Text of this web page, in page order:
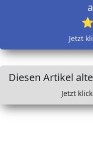
Jetzt
Diesen Artikel
Jetzt